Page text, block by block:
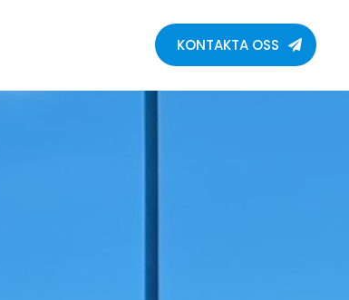
KONTAKTA OSS